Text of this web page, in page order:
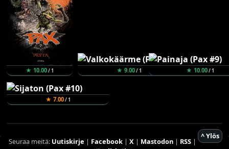
★ 10.00/ 1 ★ 9.00/ 1 ★ 10.00/ 1
★ 7.00/ 1
^ Ylös
Seuraa meitä: Uutiskirje | Facebook| X| Mastodon| RSS|